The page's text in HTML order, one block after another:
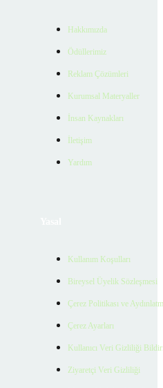
Hakkımızda
Ödüllerimiz
Reklam Çözümleri
Kurumsal Materyaller
İnsan Kaynakları
İletişim
Yardım
Kullanım Koşulları
Bireysel Üyelik Sözleşmesi
Çerez Politikası ve
Çerez Ayarları
Kullanıcı Veri Gizliliği
Ziyaretçi Veri Gizliliği